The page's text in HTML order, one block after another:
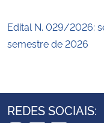
Edital N. 029/2026:
semestre de 2026
REDES SOCIAIS: